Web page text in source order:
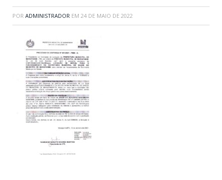
POR ADMINISTRADOR EM 24 DE MAIO DE 2022